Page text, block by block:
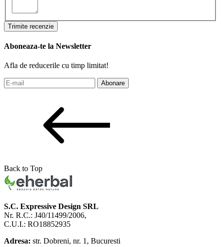
Trimite recenzie
Aboneaza-te la Newsletter
Afla de reducerile cu timp limitat!
Abonare
Back to Top
S.C. Expressive Design SRL
Nr. R.C.: J40/11499/2006,
C.U.I.: RO18852935
Adresa: str. Dobreni, nr. 1, Bucuresti